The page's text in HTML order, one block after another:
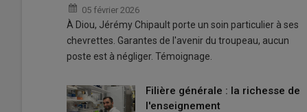
05 février 2026
À Diou, Jérémy Chipault porte un soin particulier à ses
chevrettes. Garantes de l'avenir du troupeau, aucun
poste est à négliger. Témoignage.
Filière générale : la richesse de
l'enseignement